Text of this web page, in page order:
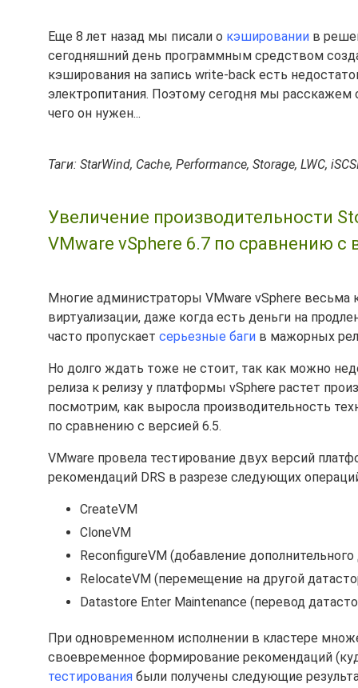
Еще 8 лет назад мы писали о кэшировании в
сегодняшний день программным средством
кэширования на запись write-back есть
электропитания. Поэтому сегодня мы расскажем
чего он нужен...
Таги: StarWind, Cache, Performance, Storage, LWC,
Увеличение производительности
VMware vSphere 6.7 по сравнению с
Многие администраторы VMware vSphere
виртуализации, даже когда есть деньги на
часто пропускает серьезные баги в мажорных
Но долго ждать тоже не стоит, так как можно
релиза к релизу у платформы vSphere растет
посмотрим, как выросла производительность
по сравнению с версией 6.5.
VMware провела тестирование двух версий
рекомендаций DRS в разрезе следующих
CreateVM
CloneVM
ReconfigureVM (добавление дополнительного
RelocateVM (перемещение на другой
Datastore Enter Maintenance (перевод
При одновременном исполнении в кластере
своевременное формирование рекомендаций
тестирования были получены следующие